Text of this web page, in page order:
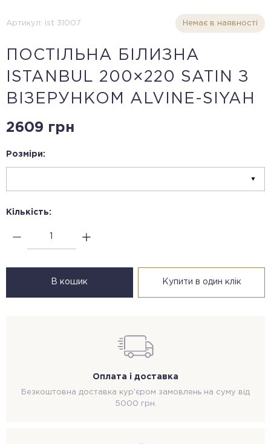
Артикул: ist 31007 Немає в наявності
ПОСТІЛЬНА БІЛИЗНА
ISTANBUL 200×220 SATIN З
ВІЗЕРУНКОМ ALVINE-SIYAH
2609 грн
Розміри:
Кількість:
В кошик Купити в один клік
Оплата і доставка
Безкоштовна доставка кур'єром замовлень на суму від
5000 грн.